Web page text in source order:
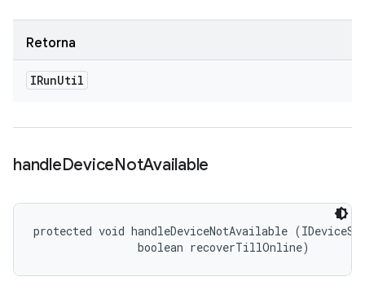
Retorna
IRunUtil
handleDeviceNotAvailable
protected void handleDeviceNotAvailable
                boolean recoverTillOnline)